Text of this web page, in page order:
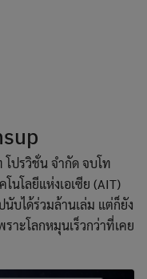
ปรวิชั่น จำกัด จบโท
นโลยีแห่งเอเซีย (AIT)
บได้ร่วมล้านเล่ม แต่ก็ยัง
าะโลกหมุนเร็วกว่าที่เคย